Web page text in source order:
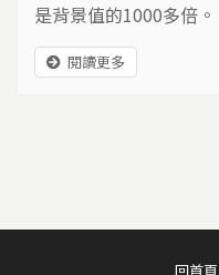
是背景值的1000多倍
險 王玉麟一家住在這間
80張的胸部X光，這在
閱讀更多
回首頁